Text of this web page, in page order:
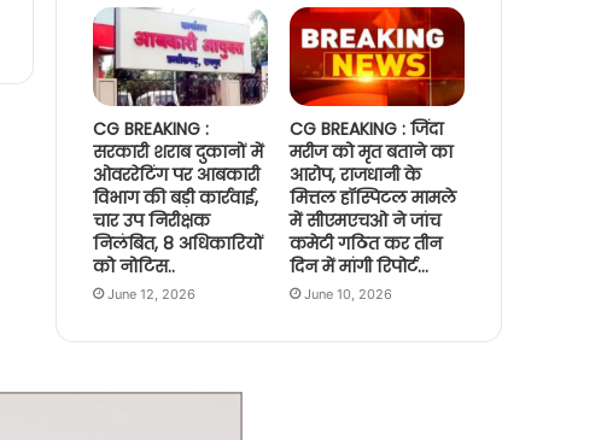
CG BREAKING :
सरकारी शराब दुकानों में
ओवररेटिंग पर आबकारी
विभाग की बड़ी कार्रवाई,
चार उप निरीक्षक
निलंबित, 8 अधिकारियों
को नोटिस..
June 12, 2026
CG BREAKING : जिंदा
मरीज को मृत बताने का
आरोप, राजधानी के
मित्तल हॉस्पिटल मामले
में सीएमएचओ ने जांच
कमेटी गठित कर तीन
दिन में मांगी रिपोर्ट…
June 10, 2026